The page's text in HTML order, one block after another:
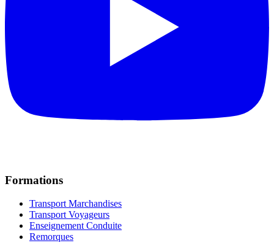
Formations
Transport Marchandises
Transport Voyageurs
Enseignement Conduite
Remorques